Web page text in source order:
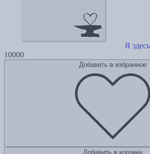
Я здесь
10000
Добавить в избранное
Добавить в корзину